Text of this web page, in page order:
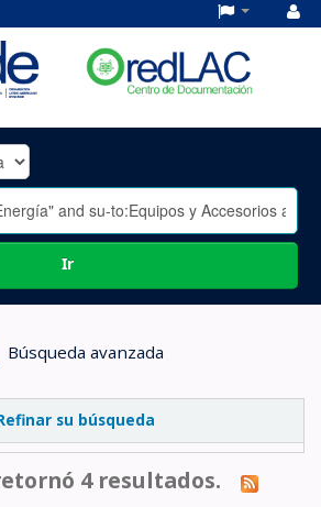
Ir
Búsqueda avanzada
su búsqueda
4 resultados.